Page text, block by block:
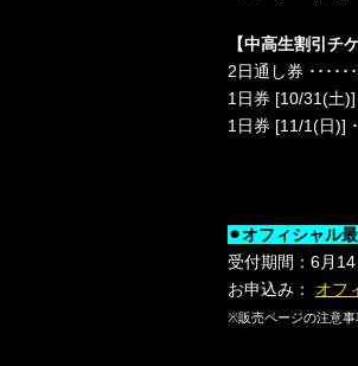
【中高生割引チ
2日通し券 ･･････
1 日券 [10/31(土)]
1 日券 [11/1(日)]
⚫オフィシャル
受付期間： 6月 14
お申込み： オフ
※販売ページの注意事